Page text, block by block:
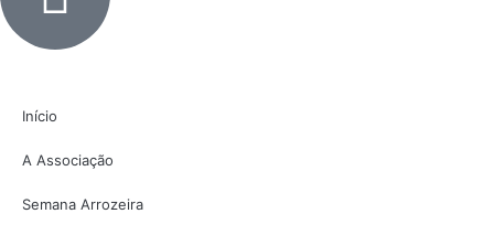
Início
A Associação
Semana Arrozeira